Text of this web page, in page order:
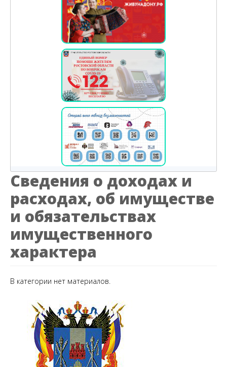
Сведения о доходах и
расходах, об имуществе
и обязательствах
имущественного
характера
В категории нет материалов.